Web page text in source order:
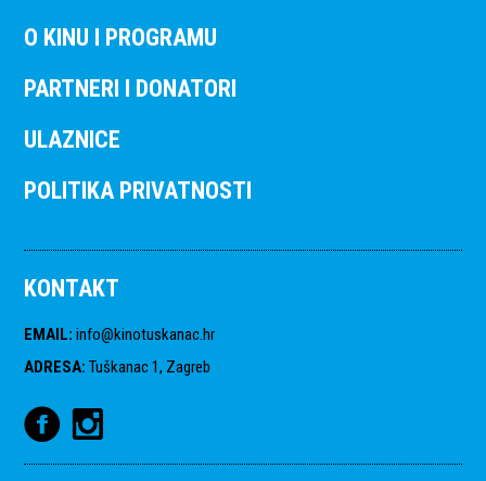
O KINU I PROGRAMU
PARTNERI I DONATORI
ULAZNICE
POLITIKA PRIVATNOSTI
KONTAKT
EMAIL: info@kinotuskanac.hr
ADRESA: Tuškanac 1, Zagreb